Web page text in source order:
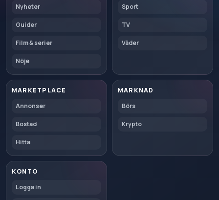
Nyheter
Guider
Film & serier
Nöje
Sport
TV
Väder
MARKETPLACE
Annonser
Bostad
Hitta
MARKNAD
Börs
Krypto
KONTO
Logga in